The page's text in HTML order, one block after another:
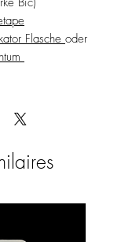
Flasche oder